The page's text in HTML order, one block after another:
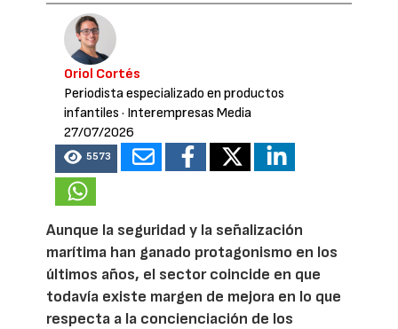
Oriol Cortés
Periodista especializado en productos
infantiles · Interempresas Media
27/07/2026
5573
Aunque la seguridad y la señalización
marítima han ganado protagonismo en los
últimos años, el sector coincide en que
todavía existe margen de mejora en lo que
respecta a la concienciación de los